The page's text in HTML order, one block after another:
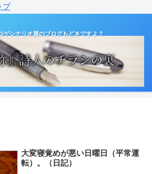
プ
ゲシナリオ屋のブログもどきですよ？
大変寝覚めが悪い日曜日（平常運
転）。（日記）